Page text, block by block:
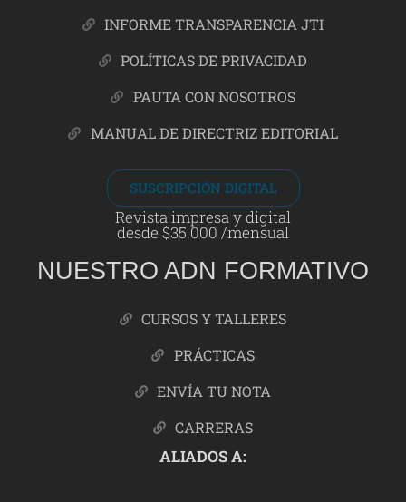
INFORME TRANSPARENCIA JTI
POLÍTICAS DE PRIVACIDAD
PAUTA CON NOSOTROS
MANUAL DE DIRECTRIZ EDITORIAL
SUSCRIPCIÓN DIGITAL
Revista impresa y digital
desde $35.000 /mensual
NUESTRO ADN FORMATIVO
CURSOS Y TALLERES
PRÁCTICAS
ENVÍA TU NOTA
CARRERAS
ALIADOS A: